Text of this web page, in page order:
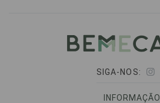
SIGA-NOS:
INFORMAÇÃO